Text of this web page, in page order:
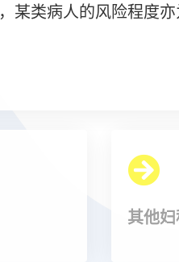
某类病人的风险程度
其他